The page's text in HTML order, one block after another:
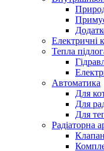
Електричні
Тепла
Автоматика
Для
Для
Для
Радіаторна